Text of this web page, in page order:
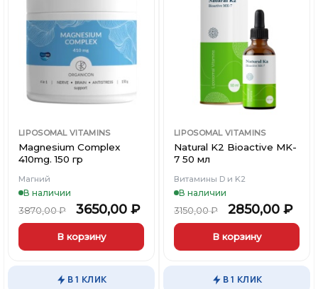
Добавить
в
Вишлист
LIPOSOMAL VITAMINS
Magnesium Complex
410mg. 150 гр
Магний
В наличии
3870,00₽ 3650,00 ₽
В корзину
В 1 КЛИК
Добавить
Вишлист
LIPOSOMAL VITAMINS
Natural K2 Bioactive MK-
7 50 мл
Витамины D и K2
В наличии
3150,00₽ 2850,00 ₽
В корзину
В 1 КЛИК